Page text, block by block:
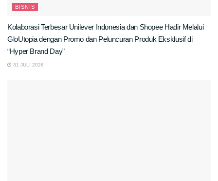
BISNIS
Kolaborasi Terbesar Unilever Indonesia dan Shopee Hadir Melalui
GloUtopia dengan Promo dan Peluncuran Produk Eksklusif di
“Hyper Brand Day”
31 JULI 2026